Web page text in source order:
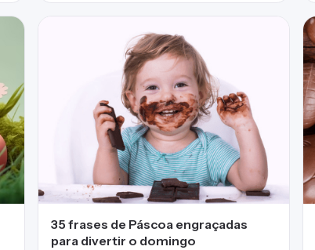
35 frases de Páscoa engraçadas
para divertir o domingo